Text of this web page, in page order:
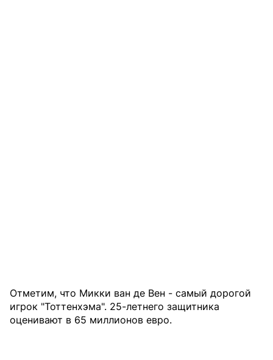
Отметим, что Микки ван де Вен - самый дорогой
игрок "Тоттенхэма". 25-летнего защитника
оценивают в 65 миллионов евро.